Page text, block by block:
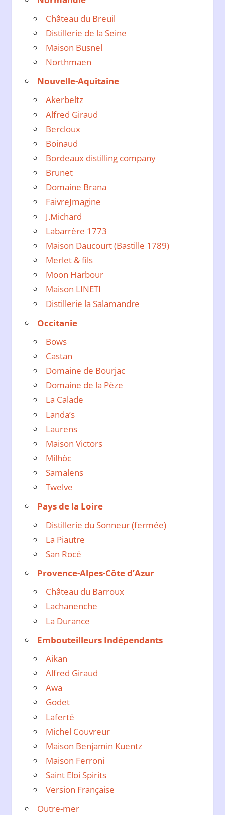
Château du Breuil
Distillerie de la Seine
Maison Busnel
Northmaen
Nouvelle-Aquitaine
Akerbeltz
Alfred Giraud
Bercloux
Boinaud
Bordeaux distilling company
Brunet
Domaine Brana
FaivreJmagine
J.Michard
Labarrère 1773
Maison Daucourt (Bastille 1789)
Merlet & fils
Moon Harbour
Maison LINETI
Distillerie la Salamandre
Occitanie
Bows
Castan
Domaine de Bourjac
Domaine de la Pèze
La Calade
Landa’s
Laurens
Maison Victors
Milhòc
Samalens
Twelve
Pays de la Loire
Distillerie du Sonneur (fermée)
La Piautre
San Rocé
Provence-Alpes-Côte d’Azur
Château du Barroux
Lachanenche
La Durance
Embouteilleurs Indépendants
Aikan
Alfred Giraud
Awa
Godet
Laferté
Michel Couvreur
Maison Benjamin Kuentz
Maison Ferroni
Saint Eloi Spirits
Version Française
Outre-mer